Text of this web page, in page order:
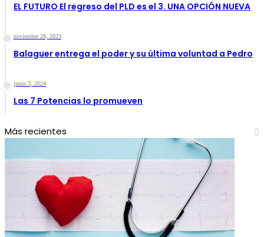
EL FUTURO El regreso del PLD es el 3. UNA OPCIÓN NUEVA
noviembre 28, 2023
Balaguer entrega el poder y su última voluntad a Pedro
junio 3, 2024
Las 7 Potencias lo promueven
Más recientes